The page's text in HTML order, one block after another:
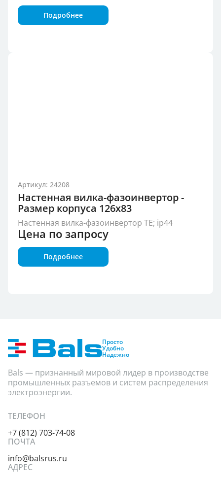
Подробнее
Артикул: 24208
Настенная вилка-фазоинвертор -
Размер корпуса 126x83
Настенная вилка-фазоинвертор TE; ip44
Цена по запросу
Подробнее
Просто
Удобно
Надежно
Bals — признанный мировой лидер в производстве
промышленных разъемов и систем распределения
электроэнергии.
ТЕЛЕФОН
+7 (812) 703-74-08
ПОЧТА
info@balsrus.ru
АДРЕС